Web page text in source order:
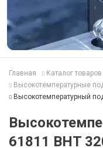
Главная Каталог товаров
Высокотемпературные
Высокотемпературный
61811 BHT